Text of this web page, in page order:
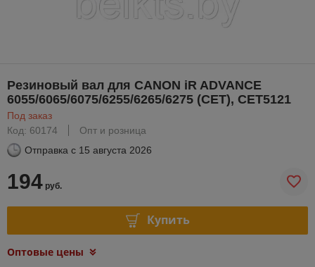
Резиновый вал для CANON iR ADVANCE
6055/6065/6075/6255/6265/6275 (CET), CET5121
Под заказ
Код: 60174
Опт и розница
Отправка с 15 августа 2026
194 руб.
Купить
Оптовые цены